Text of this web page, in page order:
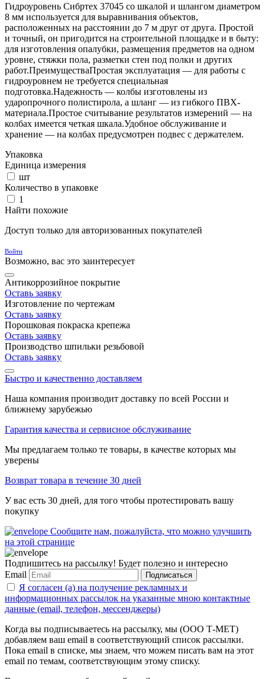
Гидроуровень Сибртех 37045 со шкалой и шлангом диаметром
8 мм используется для выравнивания объектов,
расположенных на расстоянии до 7 м друг от друга. Простой
и точный, он пригодится на строительной площадке и в быту:
для изготовления опалубки, размещения предметов на одном
уровне, стяжки пола, разметки стен под полки и других
работ.ПреимуществаПростая эксплуатация — для работы с
гидроуровнем не требуется специальная
подготовка.Надежность — колбы изготовлены из
ударопрочного полистирола, а шланг — из гибкого ПВХ-
материала.Простое считывание результатов измерений — на
колбах имеется четкая шкала.Удобное обслуживание и
хранение — на колбах предусмотрен подвес с держателем.
Упаковка
Единица измерения
шт
Количество в упаковке
1
Найти похожие
Доступ только для авторизованных покупателей
Войти
Возможно, вас это заинтересует
Антикоррозийное покрытие
Оставь заявку
Изготовление по чертежам
Оставь заявку
Порошковая покраска крепежа
Оставь заявку
Производство шпильки резьбовой
Оставь заявку
Быстро и качественно доставляем
Наша компания производит доставку по всей России и
ближнему зарубежью
Гарантия качества и сервисное обслуживание
Мы предлагаем только те товары, в качестве которых мы
уверены
Возврат товара в течение 30 дней
У вас есть 30 дней, для того чтобы протестировать вашу
покупку
Сообщите нам, пожалуйста, что можно улучшить
на этой странице
Подпишитесь на рассылку! Будет полезно и интересно
Email
Подписаться
Я согласен (а) на получение рекламных и
информационных рассылок на указанные мною контактные
данные (email, телефон, мессенджеры)
Когда вы подписываетесь на рассылку, мы (ООО Т-МЕТ)
добавляем ваш email в соответствующий список рассылки.
Пока email в списке, мы знаем, что можем писать вам на этот
email по темам, соответствующим этому списку.